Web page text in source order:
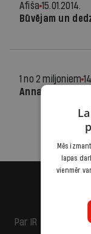
Afiša 15.01.2014.
Būvējam un
1 no 2 miljoniem
Anna Buša,
Par IR
Mēs
lapas
vienmēr